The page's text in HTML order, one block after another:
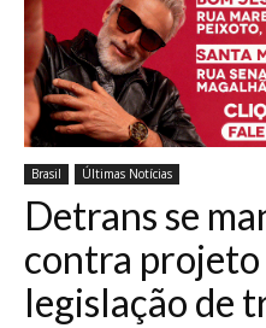
Brasil Últimas Notícias
Detrans se
contra
legislação de